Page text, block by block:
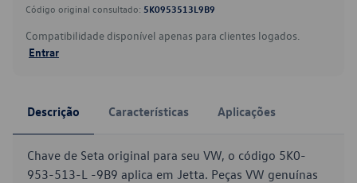
Código original consultado: 5K0953513L9B9
Compatibilidade disponível apenas para clientes logados.
Entrar
Descrição Características Aplicações
Chave de Seta original para seu VW, o código 5K0-
953-513-L -9B9 aplica em Jetta. Peças VW genuínas